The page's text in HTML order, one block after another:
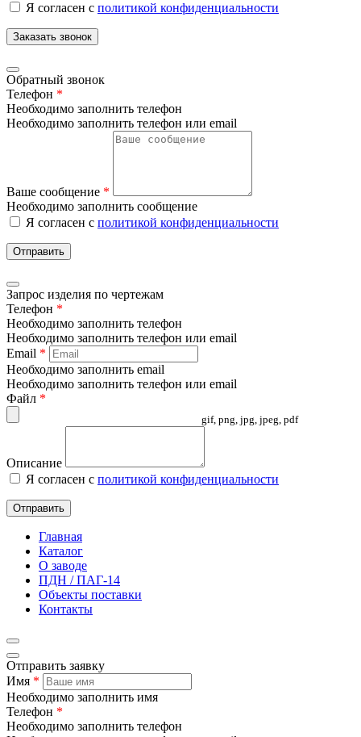
Я согласен с политикой конфиденциальности
Заказать звонок
Обратный звонок
Телефон *
Необходимо заполнить телефон
Необходимо заполнить телефон или email
Ваше сообщение *
Необходимо заполнить сообщение
Я согласен с политикой конфиденциальности
Отправить
Запрос изделия по чертежам
Телефон *
Необходимо заполнить телефон
Необходимо заполнить телефон или email
Email *
Необходимо заполнить email
Необходимо заполнить телефон или email
Файл *
gif, png, jpg, jpeg, pdf
Описание
Я согласен с политикой конфиденциальности
Отправить
Главная
Каталог
О заводе
ПДН / ПАГ-14
Объекты поставки
Контакты
Отправить заявку
Имя *
Необходимо заполнить имя
Телефон *
Необходимо заполнить телефон